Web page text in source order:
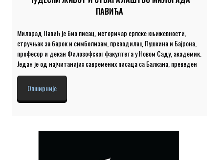
ПАВИЋА
Милорад Павић је био писац, историчар српске књижевности,
стручњак за барок и симболизам, преводилац Пушкина и Бајрона,
професор и декан Филозофског факултета у Новом Саду, академик.
Један је од најчитанијих савремених писаца са Балкана, преведен
на тридесет шест језика у више од три стотине издања. Од
стране стручњака из Европе и Америке, номинован је за Нобелову
награду. Милорад Павић је остварио свој животни сан. Био је писац
и доживео признања за своја дела, за живота. „ Шта осветљава
Опширније